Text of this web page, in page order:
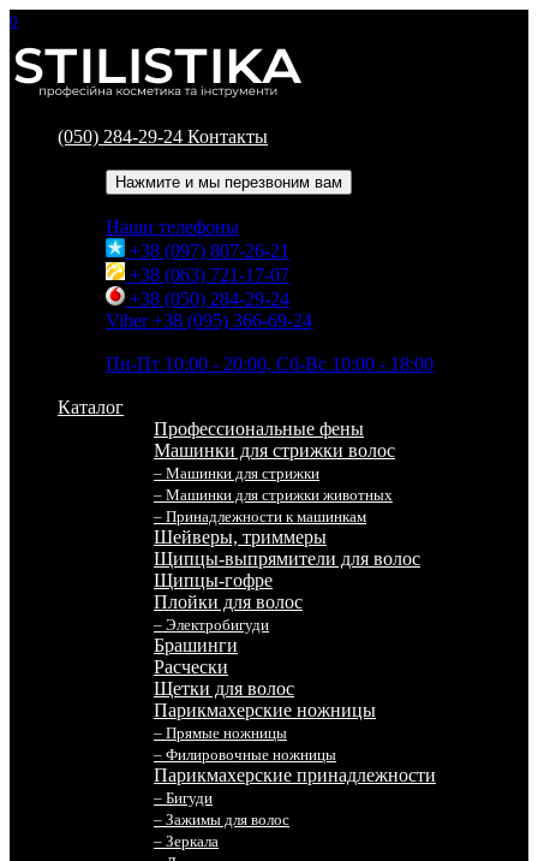
0
(050) 284-29-24 Контакты
Нажмите и мы перезвоним вам
Наши телефоны
+38 (097) 807-26-21
+38 (063) 721-17-07
+38 (050) 284-29-24
Viber +38 (095) 366-69-24
Пн-Пт 10:00 - 20:00, Сб-Вс 10:00 - 18:00
Каталог
Профессиональные фены
Машинки для стрижки волос
– Машинки для стрижки
– Машинки для стрижки животных
– Принадлежности к машинкам
Шейверы, триммеры
Щипцы-выпрямители для волос
Щипцы-гофре
Плойки для волос
– Электробигуди
Брашинги
Расчески
Щетки для волос
Парикмахерские ножницы
– Прямые ножницы
– Филировочные ножницы
Парикмахерские принадлежности
– Бигуди
– Зажимы для волос
– Зеркала